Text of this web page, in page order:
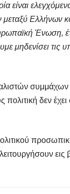
είναι
Ελλήνων
Ένωση,
μηδενίσει τις
δεν